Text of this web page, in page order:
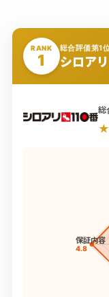
RANK
1
総合評価第1
シロア
総
保証内容
4.8